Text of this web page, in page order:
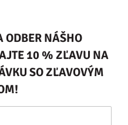
ODBER NÁŠHO
10 % ZĽAVU NA
SO ZĽAVOVÝM